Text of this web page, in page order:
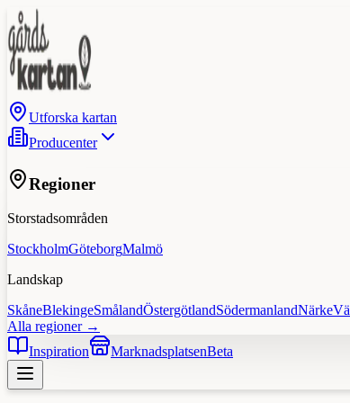
Utforska kartan
Producenter
Regioner
Storstadsområden
StockholmGöteborgMalmö
Landskap
SkåneBlekingeSmålandÖstergötlandSödermanlandNärke
Alla regioner →
Inspiration
MarknadsplatsenBeta